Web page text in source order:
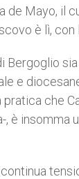
de Mayo, il
è lì, con
Bergoglio
e
pratica che
, è insomma
continua